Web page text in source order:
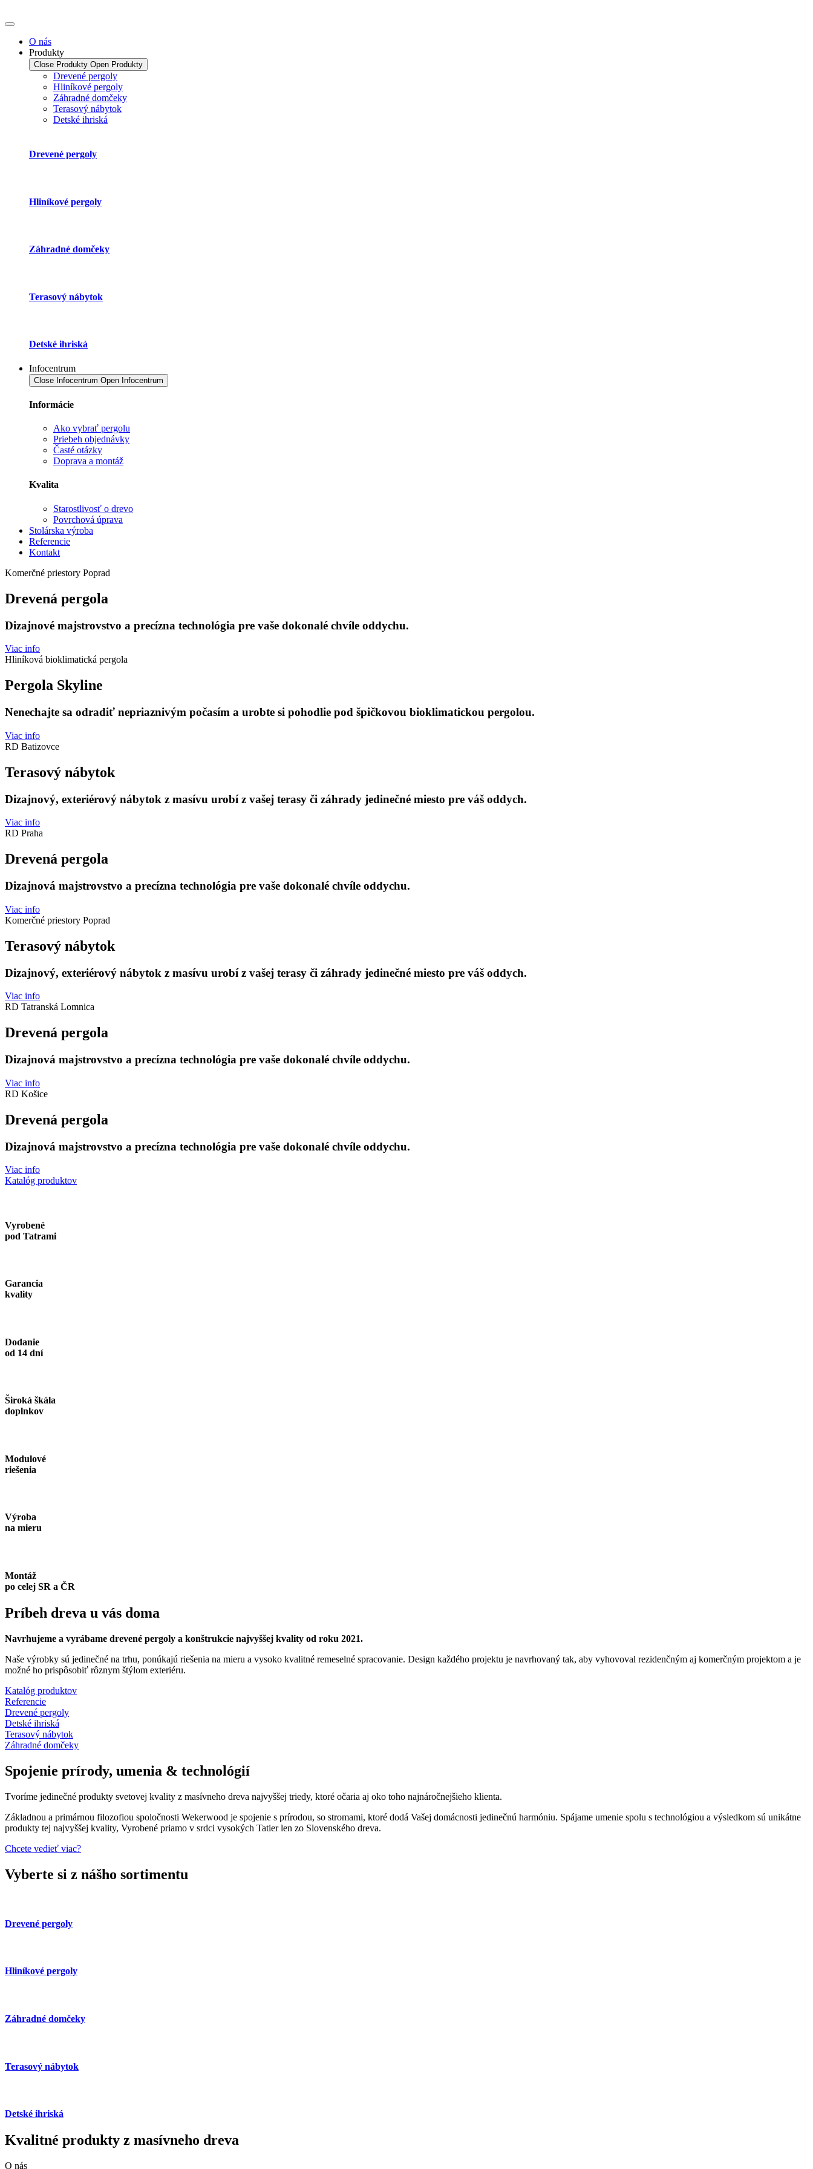
na
O nás
Produkty
Close Produkty Open Produkty
Drevené pergoly
Hliníkové pergoly
Záhradné domčeky
Terasový nábytok
Detské ihriská
Drevené pergoly
Hliníkové pergoly
Záhradné domčeky
Terasový nábytok
Detské ihriská
Infocentrum
Close Infocentrum Open Infocentrum
Informácie
Ako vybrať pergolu
Priebeh objednávky
Časté otázky
Doprava a montáž
Kvalita
Starostlivosť o drevo
Povrchová úprava
Stolárska výroba
Referencie
Kontakt
Komerčné priestory Poprad
Drevená pergola
Dizajnové majstrovstvo a precízna technológia pre vaše dokonalé chvíle oddychu.
Viac info
Hliníková bioklimatická pergola
Pergola Skyline
Nenechajte sa odradiť nepriaznivým počasím a urobte si pohodlie pod špičkovou bioklimatickou pergolou.
Viac info
RD Batizovce
Terasový nábytok
Dizajnový, exteriérový nábytok z masívu urobí z vašej terasy či záhrady jedinečné miesto pre váš oddych.
Viac info
RD Praha
Drevená pergola
Dizajnová majstrovstvo a precízna technológia pre vaše dokonalé chvíle oddychu.
Viac info
Komerčné priestory Poprad
Terasový nábytok
Dizajnový, exteriérový nábytok z masívu urobí z vašej terasy či záhrady jedinečné miesto pre váš oddych.
Viac info
RD Tatranská Lomnica
Drevená pergola
Dizajnová majstrovstvo a precízna technológia pre vaše dokonalé chvíle oddychu.
Viac info
RD Košice
Drevená pergola
Dizajnová majstrovstvo a precízna technológia pre vaše dokonalé chvíle oddychu.
Viac info
Katalóg produktov
Vyrobené
pod Tatrami
Garancia
kvality
Dodanie
od 14 dní
Široká škála
doplnkov
Modulové
riešenia
Výroba
na mieru
Montáž
po celej SR a ČR
Príbeh dreva u vás doma
Navrhujeme a vyrábame drevené pergoly a konštrukcie najvyššej kvality od roku 2021.
Naše výrobky sú jedinečné na trhu, ponúkajú riešenia na mieru a vysoko kvalitné remeselné spracovanie. Design každého projektu je navrhovaný tak, aby vyhovoval rezidenčným aj komerčným projektom a je
možné ho prispôsobiť rôznym štýlom exteriéru.
Katalóg produktov
Referencie
Drevené pergoly
Detské ihriská
Terasový nábytok
Záhradné domčeky
Spojenie prírody, umenia & technológií
Tvoríme jedinečné produkty svetovej kvality z masívneho dreva najvyššej triedy, ktoré očaria aj oko toho najnáročnejšieho klienta.
Základnou a primárnou filozofiou spoločnosti Wekerwood je spojenie s prírodou, so stromami, ktoré dodá Vašej domácnosti jedinečnú harmóniu. Spájame umenie spolu s technológiou a výsledkom sú unikátne
produkty tej najvyššej kvality, Vyrobené priamo v srdci vysokých Tatier len zo Slovenského dreva.
Chcete vedieť viac?
Vyberte si z nášho sortimentu
Drevené pergoly
Hliníkové pergoly
Záhradné domčeky
Terasový nábytok
Detské ihriská
Kvalitné produkty z masívneho dreva
O nás